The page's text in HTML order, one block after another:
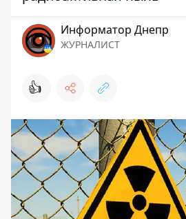
Информатор Днепр
ЖУРНАЛИСТ
👍